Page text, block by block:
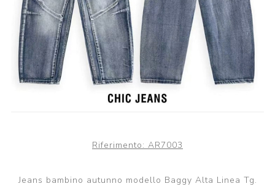
Riferimento: AR7003
Jeans bambino autunno modello Baggy Alta Linea Tg.